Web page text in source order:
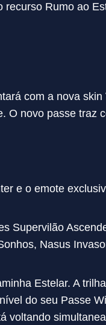
recurso Rumo ao
com a nova skin
O novo passe traz
e o emote
Supervilão
Nasus
Estelar. A
do seu Passe
voltando